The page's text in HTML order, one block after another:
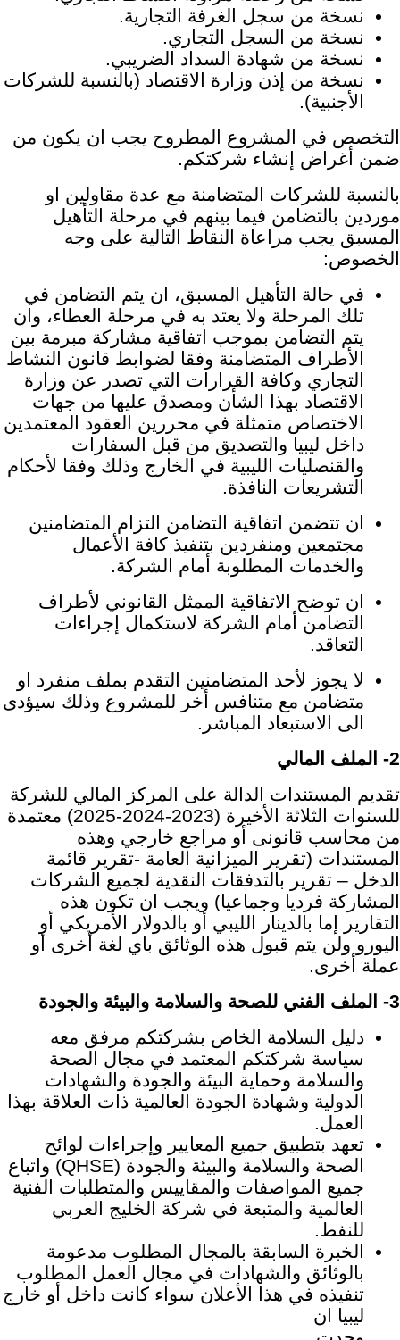
نسخة من سجل الغرفة التجارية.
نسخة من السجل التجاري.
نسخة من شهادة السداد الضريبي.
نسخة من إذن وزارة الاقتصاد (بالنسبة للشركات
الأجنبية).
التخصص في المشروع المطروح يجب ان يكون من
ضمن أغراض إنشاء شركتكم.
بالنسبة للشركات المتضامنة مع عدة مقاولين او
موردين بالتضامن فيما بينهم في مرحلة التأهيل
المسبق يجب مراعاة النقاط التالية على وجه
الخصوص:
في حالة التأهيل المسبق، ان يتم التضامن في
تلك المرحلة ولا يعتد به في مرحلة العطاء، وان
يتم التضامن بموجب اتفاقية مشاركة مبرمة بين
الأطراف المتضامنة وفقا لضوابط قانون النشاط
التجاري وكافة القرارات التي تصدر عن وزارة
الاقتصاد بهذا الشأن ومصدق عليها من جهات
الاختصاص متمثلة في محررين العقود المعتمدين
داخل ليبيا والتصديق من قبل السفارات
والقنصليات الليبية في الخارج وذلك وفقا لأحكام
التشريعات النافذة.
ان تتضمن اتفاقية التضامن التزام المتضامنين
مجتمعين ومنفردين بتنفيذ كافة الأعمال
والخدمات المطلوبة أمام الشركة.
ان توضح الاتفاقية الممثل القانوني لأطراف
التضامن أمام الشركة لاستكمال إجراءات
التعاقد.
لا يجوز لأحد المتضامنين التقدم بملف منفرد او
متضامن مع متنافس أخر للمشروع وذلك سيؤدى
الى الاستبعاد المباشر.
2- الملف المالي
تقديم المستندات الدالة على المركز المالي للشركة
للسنوات الثلاثة الأخيرة (2023-2024-2025) معتمدة
من محاسب قانونى أو مراجع خارجي وهذه
المستندات (تقرير الميزانية العامة -تقرير قائمة
الدخل – تقرير بالتدفقات النقدية لجميع الشركات
المشاركة فرديا وجماعيا) ويجب ان تكون هذه
التقارير إما بالدينار الليبي أو بالدولار الأمريكي أو
اليورو ولن يتم قبول هذه الوثائق باي لغة أخرى أو
عملة أخرى.
3- الملف الفني للصحة والسلامة والبيئة والجودة
دليل السلامة الخاص بشركتكم مرفق معه
سياسة شركتكم المعتمد في مجال الصحة
والسلامة وحماية البيئة والجودة والشهادات
الدولية وشهادة الجودة العالمية ذات العلاقة بهذا
العمل.
تعهد بتطبيق جميع المعايير وإجراءات لوائح
الصحة والسلامة والبيئة والجودة (
QHSE) واتباع
جميع المواصفات والمقاييس والمتطلبات الفنية
العالمية والمتبعة في شركة الخليج العربي
للنفط.
الخبرة السابقة بالمجال المطلوب مدعومة
بالوثائق والشهادات في مجال العمل المطلوب
تنفيذه في هذا الأعلان سواء كانت داخل أو خارج
ليبيا ان